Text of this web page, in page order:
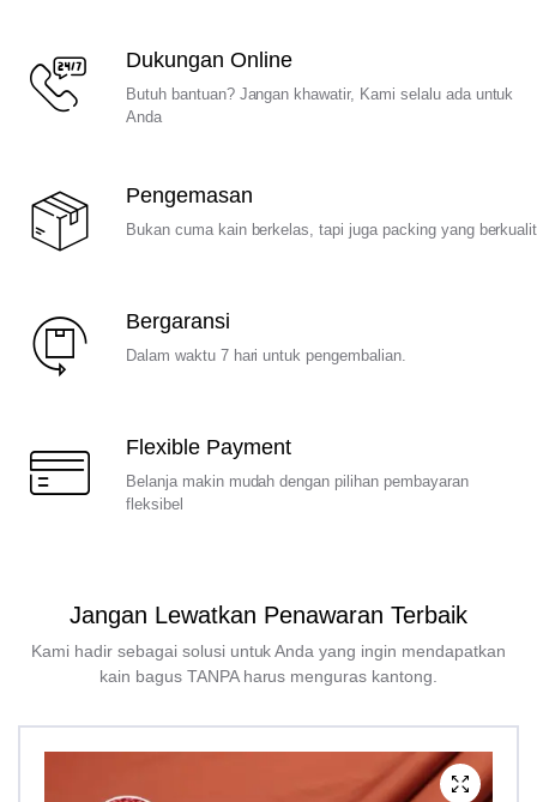
Dukungan Online
Butuh bantuan? Jangan khawatir, Kami selalu ada untuk
Anda
Pengemasan
Bukan cuma kain berkelas, tapi juga packing yang
Bergaransi
Dalam waktu 7 hari untuk pengembalian.
Flexible Payment
Belanja makin mudah dengan pilihan pembayaran
fleksibel
Jangan Lewatkan Penawaran Terbaik
Kami hadir sebagai solusi untuk Anda yang ingin mendapatkan
kain bagus TANPA harus menguras kantong.